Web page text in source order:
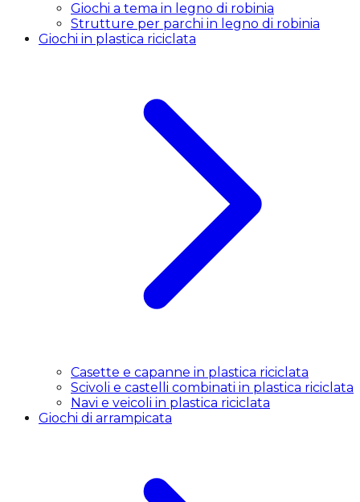
Giochi a tema in legno di robinia
Strutture per parchi in legno di robinia
Giochi in plastica riciclata
Casette e capanne in plastica riciclata
Scivoli e castelli combinati in plastica riciclata
Navi e veicoli in plastica riciclata
Giochi di arrampicata